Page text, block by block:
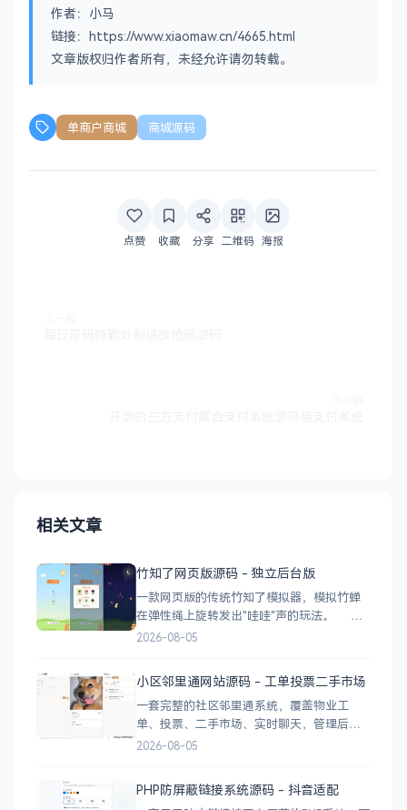
作者：小马
链接：https://www.xiaomaw.cn/4665.html
文章版权归作者所有，未经允许请勿转载。
单商户商城 商城源码
点赞 收藏 分享 二维码 海报
相关文章
竹知了网页版源码 - 独立后台版
一款网页版的传统竹知了模拟器，模拟竹蝉
在弹性绳上旋转发出"哇哇"声的玩法。 核
心功能 网页版运行，无需下载 独立后台管
2026-08-05
小区邻里通网站源码 - 工单投票二手市场
一套完整的社区邻里通系统，覆盖物业工
单、投票、二手市场、实时聊天，管理后台
一应俱全。 前台功能 九宫格快捷菜单 +
情 小区投票：发起/参与/查看结果 邻里社区
2026-08-05
PHP防屏蔽链接系统源码 - 抖音适配